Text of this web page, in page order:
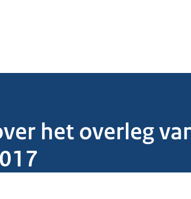
het overleg